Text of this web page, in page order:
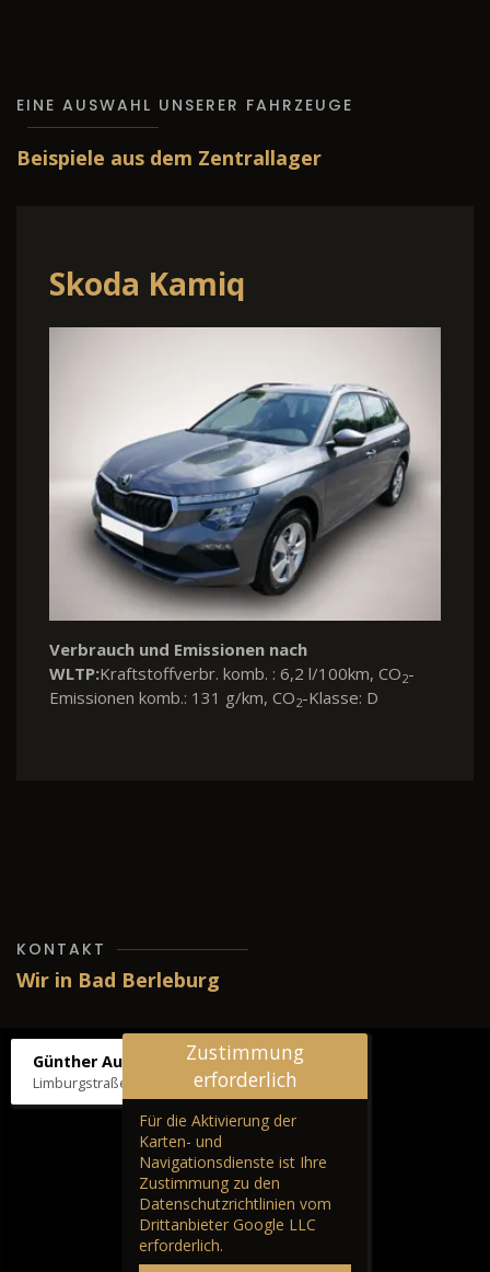
EINE AUSWAHL UNSERER FAHRZEUGE
Beispiele aus dem Zentrallager
Skoda Kamiq
Verbrauch und Emissionen nach
WLTP:Kraftstoffverbr. komb. : 6,2 l/100km, CO2-
Emissionen komb.: 131 g/km, CO2-Klasse: D
KONTAKT
Wir in Bad Berleburg
Günther Autos & Service
Limburgstraße 39, 57319 Bad Berleburg
Zustimmung
erforderlich
Für die Aktivierung der
Karten- und
Navigationsdienste ist Ihre
Zustimmung zu den
Datenschutzrichtlinien vom
Drittanbieter Google LLC
erforderlich.